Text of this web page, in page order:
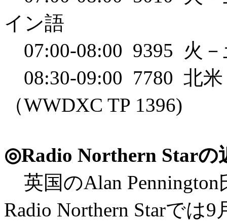
イン語
07:00-08:00 9395 火
08:30-09:00 7780 北
（WWDXC TP 1396)
◎Radio Northern Starの
英国のAlan
Radio Northern Starでは